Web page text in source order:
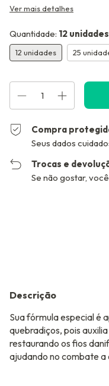
Ver mais detalhes
Quantidade: 12 unidades
12 unidades 25
Compra
Seus dados
Trocas e
Se não gostar,
Descrição
Sua fórmula especial é
quebradiços, pois
restaurando os fios
ajudando no combate a